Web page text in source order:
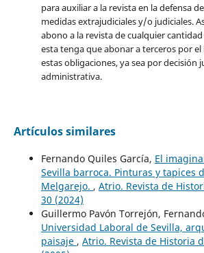
para auxiliar a la revista en la defensa
medidas extrajudiciales y/o judiciales.
abono a la revista de cualquier
esta tenga que abonar a terceros por
estas obligaciones, ya sea por decisión
administrativa.
Artículos similares
Fernando Quiles García, El
Sevilla barroca. Pinturas y tapices
Melgarejo. , Atrio. Revista de
30 (2024)
Guillermo Pavón Torrejón,
Universidad Laboral de Sevilla,
paisaje , Atrio. Revista de Historia